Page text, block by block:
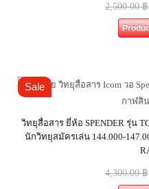
2,500.00฿
Sale
วิทยุสื่อสาร ยี่ห้อ SPENDER รุ่น
นักวิทยุสมัครเล่น 144.000-
4,300.00฿